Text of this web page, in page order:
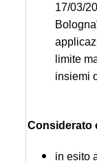
17/03/
limite
insiemi
Considerato
in esito